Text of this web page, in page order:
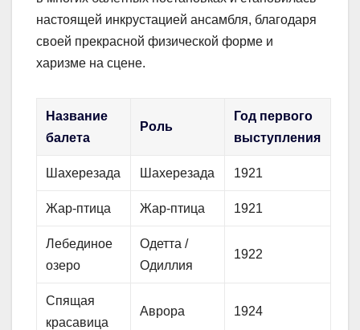
настоящей инкрустацией ансамбля, благодаря
своей прекрасной физической форме и
харизме на сцене.
Название
балета
Роль
Год первого
выступления
Шахерезада Шахерезада 1921
Жар-птица Жар-птица 1921
Лебединое
озеро
Одетта /
Одиллия
1922
Спящая
красавица
Аврора 1924